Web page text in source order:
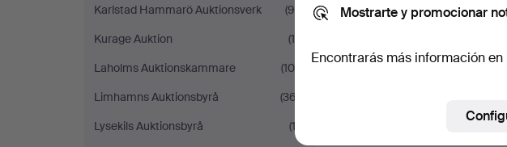
Karlstad Hammarö Auktionsverk
(98)
Kurage Auktion
(19)
Laholms Auktionskammare
(104)
Limhamns Auktionsbyrå
(367)
Lysekils Auktionsbyrå
(12)
Mostrarte y promocionar
Encontrarás más información en